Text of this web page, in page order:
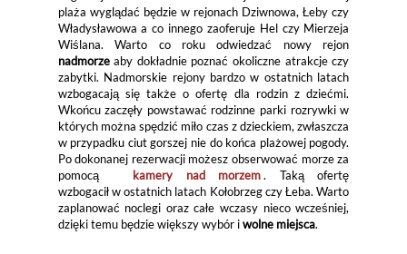
plaża wyglądać będzie w rejonach Dziwnowa, Łeby czy
Władysławowa a co innego zaoferuje Hel czy Mierzeja
Wiślana. Warto co roku odwiedzać nowy rejon
nadmorzeaby dokładnie poznać okoliczne atrakcje czy
zabytki. Nadmorskie rejony bardzo w ostatnich latach
wzbogacają się także o ofertę dla rodzin z dziećmi.
Wkońcu zaczęły powstawać rodzinne parki rozrywki w
których można spędzić miło czas z dzieckiem, zwłaszcza
w przypadku ciut gorszej nie do końca plażowej pogody.
Po dokonanej rezerwacji możesz obserwować morze za
pomocą
kamery nad morzem . Taką ofertę
wzbogacił w ostatnich latach Kołobrzeg czy Łeba. Warto
zaplanować noclegi oraz całe wczasy nieco wcześniej,
dzięki temu będzie większy wybór iwolne miejsca.